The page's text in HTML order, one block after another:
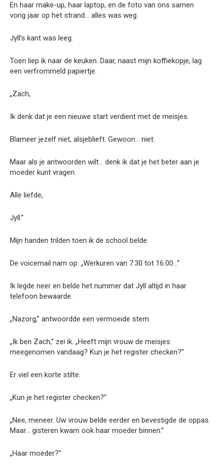
En haar make-up, haar laptop, en de foto van ons samen
vorig jaar op het strand… alles was weg.
Jyll’s kant was leeg.
Toen liep ik naar de keuken. Daar, naast mijn koffiekopje, lag
een verfrommeld papiertje.
„Zach,
Ik denk dat je een nieuwe start verdient met de meisjes.
Blameer jezelf niet, alsjeblieft. Gewoon… niet.
Maar als je antwoorden wilt… denk ik dat je het beter aan je
moeder kunt vragen.
Alle liefde,
Jyll.”
Mijn handen trilden toen ik de school belde.
De voicemail nam op: „Werkuren van 7:30 tot 16:00…”
Ik legde neer en belde het nummer dat Jyll altijd in haar
telefoon bewaarde.
„Nazorg,” antwoordde een vermoeide stem.
„Ik ben Zach,” zei ik. „Heeft mijn vrouw de meisjes
meegenomen vandaag? Kun je het register checken?”
Er viel een korte stilte.
„Kun je het register checken?”
„Nee, meneer. Uw vrouw belde eerder en bevestigde de oppas.
Maar… gisteren kwam ook haar moeder binnen.”
„Haar moeder?”